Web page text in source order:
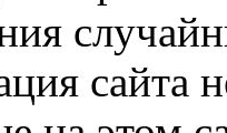
сайта